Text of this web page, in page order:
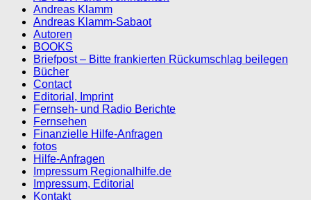
Andreas Klamm
Andreas Klamm-Sabaot
Autoren
BOOKS
Briefpost – Bitte frankierten Rückumschlag beilegen
Bücher
Contact
Editorial, Imprint
Fernseh- und Radio Berichte
Fernsehen
Finanzielle Hilfe-Anfragen
fotos
Hilfe-Anfragen
Impressum Regionalhilfe.de
Impressum, Editorial
Kontakt